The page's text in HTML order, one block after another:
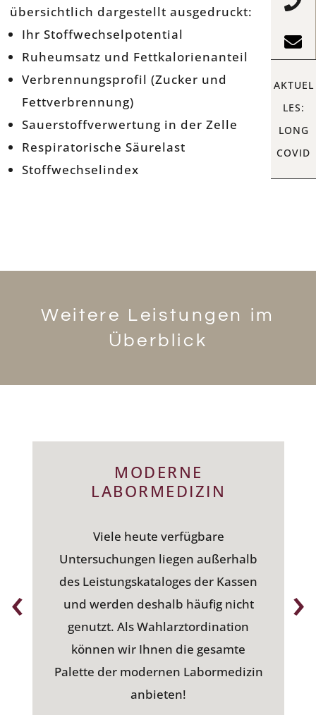
AKTUEL
LES:
LONG
COVID
übersichtlich dargestellt ausgedruckt:
Ihr Stoffwechselpotential
Ruheumsatz und Fettkalorienanteil
Verbrennungsprofil (Zucker und
Fettverbrennung)
Sauerstoffverwertung in der Zelle
Respiratorische Säurelast
Stoffwechselindex
Weitere Leistungen im
Überblick
MODERNE
LABORMEDIZIN
Viele heute verfügbare
Untersuchungen liegen außerhalb
des Leistungskataloges der Kassen
und werden deshalb häufig nicht
genutzt. Als Wahlarztordination
können wir Ihnen die gesamte
Palette der modernen Labormedizin
anbieten!
‹ ›